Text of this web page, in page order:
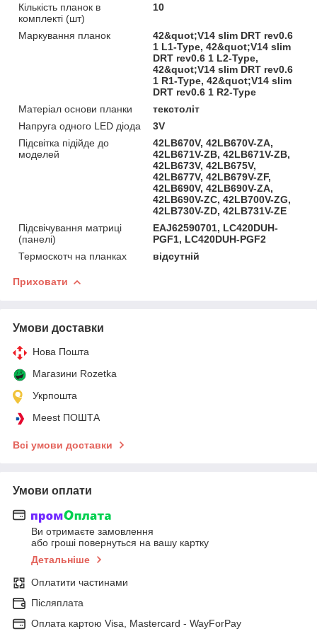
Кількість планок в
комплекті (шт)
10
Маркування планок
42&quot;V14 slim DRT rev0.6
1 L1-Type, 42&quot;V14 slim
DRT rev0.6 1 L2-Type,
42&quot;V14 slim DRT rev0.6
1 R1-Type, 42&quot;V14 slim
DRT rev0.6 1 R2-Type
Матеріал основи планки
текстоліт
Напруга одного LED діода
3V
Підсвітка підійде до
моделей
42LB670V, 42LB670V-ZA,
42LB671V-ZB, 42LB671V-ZB,
42LB673V, 42LB675V,
42LB677V, 42LB679V-ZF,
42LB690V, 42LB690V-ZA,
42LB690V-ZC, 42LB700V-ZG,
42LB730V-ZD, 42LB731V-ZE
Підсвічування матриці
(панелі)
EAJ62590701, LC420DUH-
PGF1, LC420DUH-PGF2
Термоскотч на планках
відсутній
Приховати
Умови доставки
Нова Пошта
Магазини Rozetka
Укрпошта
Meest ПОШТА
Всі умови доставки
Умови оплати
Ви отримаєте замовлення
або гроші повернуться на вашу картку
Детальніше
Оплатити частинами
Післяплата
Оплата картою Visa, Mastercard - WayForPay